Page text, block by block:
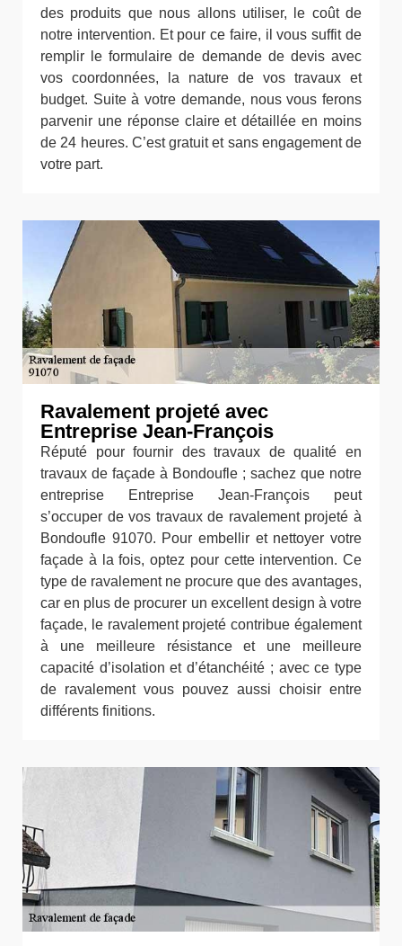
des produits que nous allons utiliser, le coût de
notre intervention. Et pour ce faire, il vous suffit de
remplir le formulaire de demande de devis avec
vos coordonnées, la nature de vos travaux et
budget. Suite à votre demande, nous vous ferons
parvenir une réponse claire et détaillée en moins
de 24 heures. C’est gratuit et sans engagement de
votre part.
Ravalement projeté avec
Entreprise Jean-François
Réputé pour fournir des travaux de qualité en
travaux de façade à Bondoufle ; sachez que notre
entreprise Entreprise Jean-François peut
s’occuper de vos travaux de ravalement projeté à
Bondoufle 91070. Pour embellir et nettoyer votre
façade à la fois, optez pour cette intervention. Ce
type de ravalement ne procure que des avantages,
car en plus de procurer un excellent design à votre
façade, le ravalement projeté contribue également
à une meilleure résistance et une meilleure
capacité d’isolation et d’étanchéité ; avec ce type
de ravalement vous pouvez aussi choisir entre
différents finitions.